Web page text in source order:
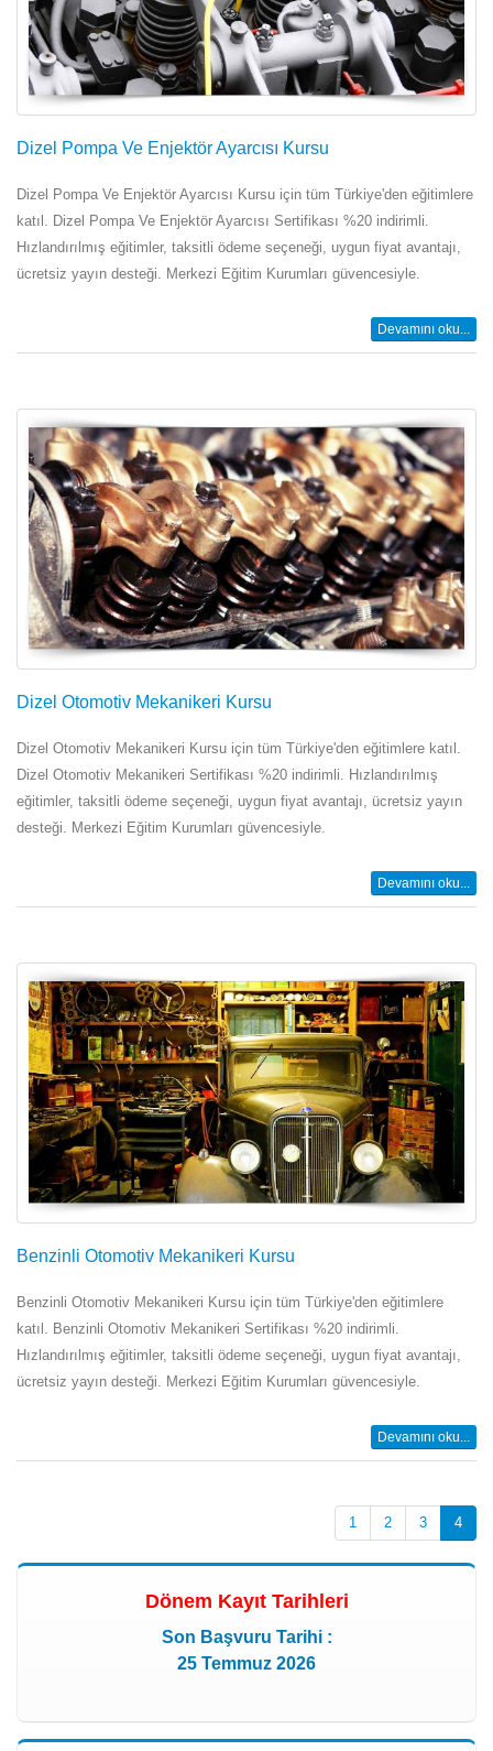
Dizel Pompa Ve Enjektör Ayarcısı Kursu
Dizel Pompa Ve Enjektör Ayarcısı Kursu için tüm Türkiye'den eğitimlere
katıl. Dizel Pompa Ve Enjektör Ayarcısı Sertifikası %20 indirimli.
Hızlandırılmış eğitimler, taksitli ödeme seçeneği, uygun fiyat avantajı,
ücretsiz yayın desteği. Merkezi Eğitim Kurumları güvencesiyle.
Devamını oku...
Dizel Otomotiv Mekanikeri Kursu
Dizel Otomotiv Mekanikeri Kursu için tüm Türkiye'den eğitimlere katıl.
Dizel Otomotiv Mekanikeri Sertifikası %20 indirimli. Hızlandırılmış
eğitimler, taksitli ödeme seçeneği, uygun fiyat avantajı, ücretsiz yayın
desteği. Merkezi Eğitim Kurumları güvencesiyle.
Devamını oku...
Benzinli Otomotiv Mekanikeri Kursu
Benzinli Otomotiv Mekanikeri Kursu için tüm Türkiye'den eğitimlere
katıl. Benzinli Otomotiv Mekanikeri Sertifikası %20 indirimli.
Hızlandırılmış eğitimler, taksitli ödeme seçeneği, uygun fiyat avantajı,
ücretsiz yayın desteği. Merkezi Eğitim Kurumları güvencesiyle.
Devamını oku...
1 2 3 4
Dönem Kayıt Tarihleri
Son Başvuru Tarihi :
25 Temmuz 2026